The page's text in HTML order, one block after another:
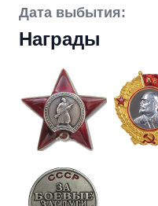
Дата выбытия:
Награды